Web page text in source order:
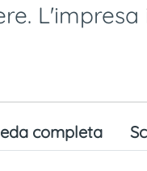
completa